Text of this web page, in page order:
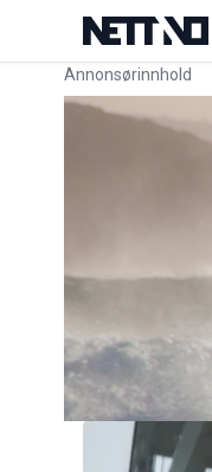
Annonsørinnhold
Link for annonse